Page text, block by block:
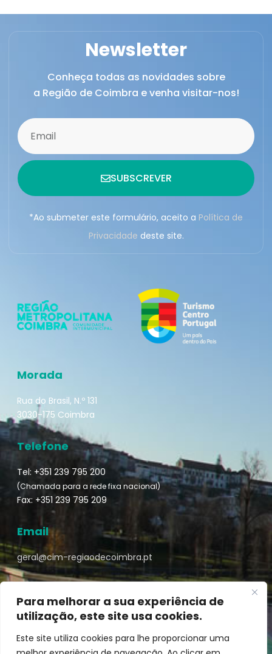
Para melhorar a sua experiência de
utilização, este site usa cookies.
Este site utiliza cookies para lhe proporcionar uma
Newsletter
Conheça todas as novidades sobre
a Região de Coimbra e venha visitar-nos!
SUBSCREVER
*Ao submeter este formulário, aceito a Política de
Privacidade deste site.
Morada
Rua do Brasil, N.º 131
3030-175 Coimbra
Telefone
Tel: +351 239 795 200
(Chamada para a rede fixa nacional)
Fax: +351 239 795 209
Email
geral@cim-regiaodecoimbra.pt
Turismo de Coimbra © || Desenvolvido por